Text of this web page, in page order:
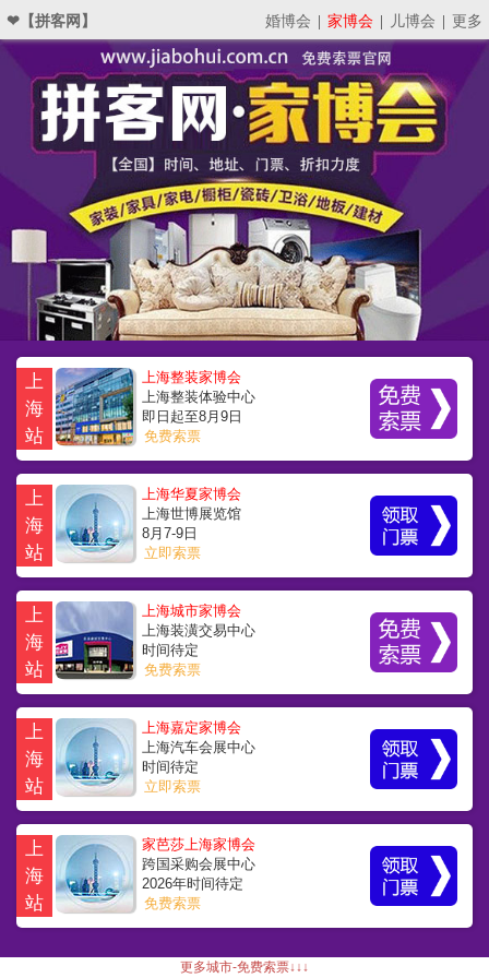
❤【拼客网】 婚博会 | 家博会 | 儿博会 | 更多
上
海
站
上海整装家博会
上海整装体验中心
即日起至8月9日
免费索票
上
海
站
上海华夏家博会
上海世博展览馆
8月7-9日
立即索票
上
海
站
上海城市家博会
上海装潢交易中心
时间待定
免费索票
上
海
站
上海嘉定家博会
上海汽车会展中心
时间待定
立即索票
上
海
站
家芭莎上海家博会
跨国采购会展中心
2026年时间待定
免费索票
更多城市-免费索票↓↓↓